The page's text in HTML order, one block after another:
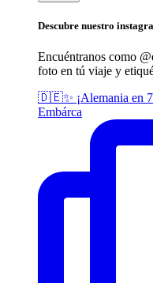
Descubre nuestro
Encuéntranos como
foto en tú viaje y
🇩🇪✨ ¡Alemania en 7
Embárca